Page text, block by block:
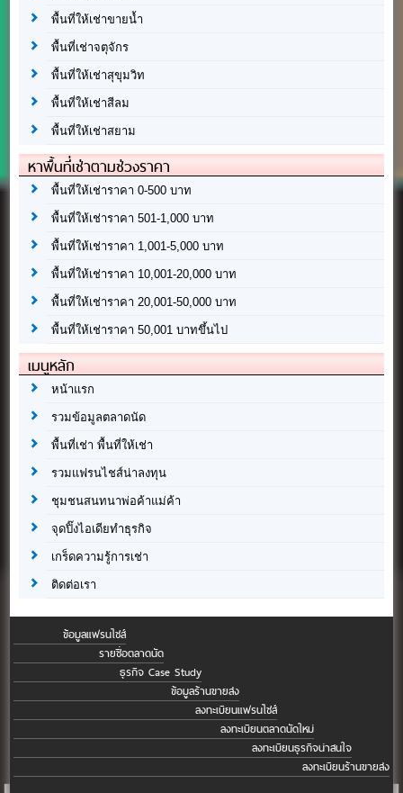
พื้นที่ให้เช่าขายน้ำ
พื้นที่เช่าจตุจักร
พื้นที่ให้เช่าสุขุมวิท
พื้นที่ให้เช่าสีลม
พื้นที่ให้เช่าสยาม
หาพื้นที่เช่าตามช่วงราคา
พื้นที่ให้เช่าราคา 0-500 บาท
พื้นที่ให้เช่าราคา 501-1,000 บาท
พื้นที่ให้เช่าราคา 1,001-5,000 บาท
พื้นที่ให้เช่าราคา 10,001-20,000 บาท
พื้นที่ให้เช่าราคา 20,001-50,000 บาท
พื้นที่ให้เช่าราคา 50,001 บาทขึ้นไป
เมนูหลัก
หน้าแรก
รวมข้อมูลตลาดนัด
พื้นที่เช่า พื้นที่ให้เช่า
รวมแฟรนไชส์น่าลงทุน
ชุมชนสนทนาพ่อค้าแม่ค้า
จุดปิ๊งไอเดียทำธุรกิจ
เกร็ดความรู้การเช่า
ติดต่อเรา
ข้อมูลแฟรนไชส์
รายชื่อตลาดนัด
ธุรกิจ Case Study
ข้อมูลร้านขายส่ง
ลงทะเบียนแฟรนไชส์
ลงทะเบียนตลาดนัดใหม่
ลงทะเบียนธุรกิจน่าสนใจ
ลงทะเบียนร้านขายส่ง